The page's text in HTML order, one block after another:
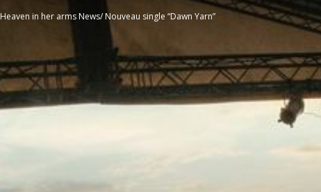
Heaven in her arms News/ Nouveau single “Dawn Yarn”